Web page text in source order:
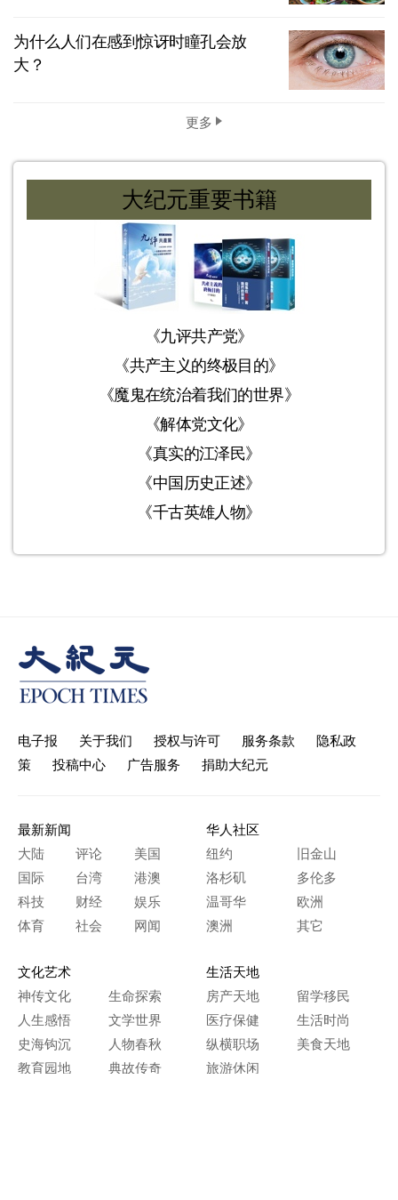
为什么人们在感到惊讶时瞳孔会放
大？
更多
大纪元重要书籍
《九评共产党》
《共产主义的终极目的》
《魔鬼在统治着我们的世界》
《解体党文化》
《真实的江泽民》
《中国历史正述》
《千古英雄人物》
电子报 关于我们 授权与许可 服务条款
隐私政
策
投稿中心 广告服务 捐助大纪元
最新新闻
大陆
评论
美国
国际
台湾
港澳
科技
财经
娱乐
体育
社会 网闻
华人社区
纽约
旧金山
洛杉矶
多伦多
温哥华
欧洲
澳洲
其它
文化艺术
神传文化
生命探索
人生感悟
文学世界
史海钩沉
人物春秋
教育园地
典故传奇
生活天地
房产天地
留学移民
医疗保健
生活时尚
纵横职场
美食天地
旅游休闲